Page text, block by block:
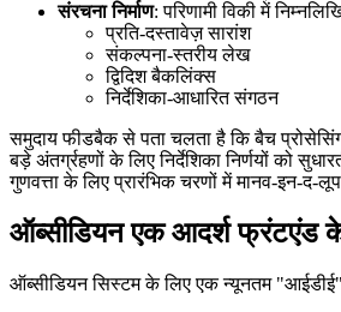
संरचना निर्माण: परिणामी विकी में
प्रति-दस्तावेज़ सारांश
संकल्पना-स्तरीय लेख
द्विदिश बैकलिंक्स
निर्देशिका-आधारित संगठन
समुदाय फीडबैक से पता चलता है कि बैच
बड़े अंतर्ग्रहणों के लिए निर्देशिका निर्णयों को
गुणवत्ता के लिए प्रारंभिक चरणों में मानव-इन-द-
ऑब्सीडियन एक आदर्श फ्रंटएंड
ऑब्सीडियन सिस्टम के लिए एक न्यूनतम